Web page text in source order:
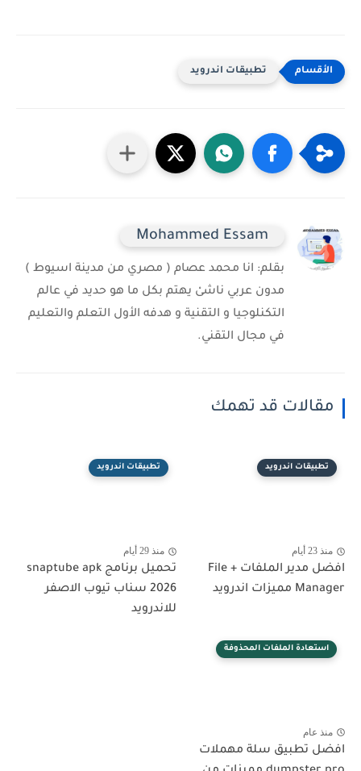
تطبيقات اندرويد
Mohammed Essam
بقلم: انا محمد عصام ( مصري من مدينة اسيوط )
مدون عربي ناشىْ يهتم بكل ما هو حديد في عالم
التكنلوجيا و التقنية و هدفه الأول التعلم والتعليم
في مجال التقني.
مقالات قد تهمك
تطبيقات اندرويد
منذ 23 أيام
افضل مدير الملفات + File
Manager مميزات اندرويد
تطبيقات اندرويد
منذ 29 أيام
تحميل برنامج snaptube apk
2026 سناب تيوب الاصفر
للاندرويد
استعادة الملفات المحذوفة
منذ عام
افضل تطبيق سلة مهملات